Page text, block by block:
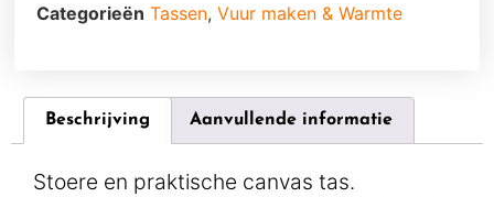
Categorieën Tassen,Vuur maken & Warmte
Beschrijving Aanvullende informatie
Stoere en praktische canvas tas.